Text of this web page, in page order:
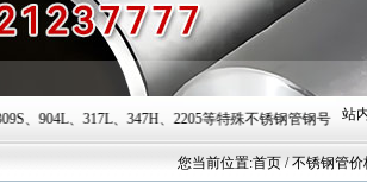
无缝钢管
904L、317L、347H、2205等特殊不锈钢管钢号！咨询
站
您当前位置:首页 / 不锈钢管价